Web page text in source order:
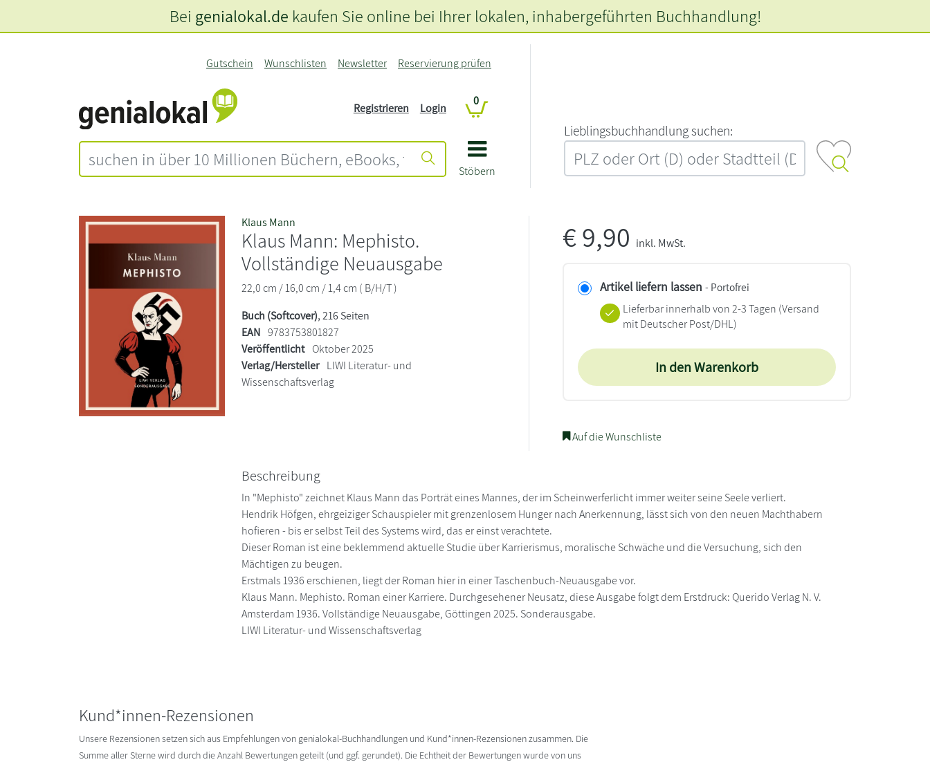
Stöbern
Gutschein Wunschlisten Newsletter Reservierung prüfen
Registrieren Login
0
L‍i‍e‍b‍l‍i‍n‍g‍s‍b‍u‍c‍h‍h‍a‍n‍d‍l‍u‍n‍g‍ ‍s‍u‍c‍h‍e‍n‍:‍
Bei genialokal.de kaufen Sie online bei Ihrer lokalen, inhabergeführten Buchhandlung!
Klaus Mann
Klaus Mann: Mephisto.
Vollständige Neuausgabe
22,0 cm / 16,0 cm / 1,4 cm ( B/H/T )
Buch (Softcover), 216 Seiten
EAN 9783753801827
Veröffentlicht Oktober 2025
Verlag/Hersteller LIWI Literatur- und
Wissenschaftsverlag
€9,90 inkl. MwSt.
Artikel liefern lassen - Portofrei
Lieferbar innerhalb von 2-3 Tagen (Versand
mit Deutscher Post/DHL)
In den Warenkorb
Auf die Wunschliste
Beschreibung
In "Mephisto" zeichnet Klaus Mann das Porträt eines Mannes, der im Scheinwerferlicht immer weiter seine Seele verliert.
Hendrik Höfgen, ehrgeiziger Schauspieler mit grenzenlosem Hunger nach Anerkennung, lässt sich von den neuen Machthabern
hofieren - bis er selbst Teil des Systems wird, das er einst verachtete.
Dieser Roman ist eine beklemmend aktuelle Studie über Karrierismus, moralische Schwäche und die Versuchung, sich den
Mächtigen zu beugen.
Erstmals 1936 erschienen, liegt der Roman hier in einer Taschenbuch-Neuausgabe vor.
Klaus Mann. Mephisto. Roman einer Karriere. Durchgesehener Neusatz, diese Ausgabe folgt dem Erstdruck: Querido Verlag N. V.
Amsterdam 1936. Vollständige Neuausgabe, Göttingen 2025. Sonderausgabe.
LIWI Literatur- und Wissenschaftsverlag
Kund*innen-Rezensionen
Unsere Rezensionen setzen sich aus Empfehlungen von genialokal-Buchhandlungen und Kund*innen-Rezensionen zusammen. Die
Summe aller Sterne wird durch die Anzahl Bewertungen geteilt (und ggf. gerundet). Die Echtheit der Bewertungen wurde von uns